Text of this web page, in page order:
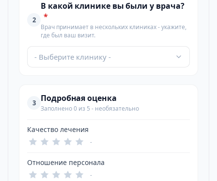
2
В какой клинике вы были у врача?
*
Врач принимает в нескольких клиниках - укажите,
где был ваш визит.
- Выберите клинику -
3 Подробная оценка
Заполнено 0 из 5 - необязательно
Качество лечения
-
Отношение персонала
-